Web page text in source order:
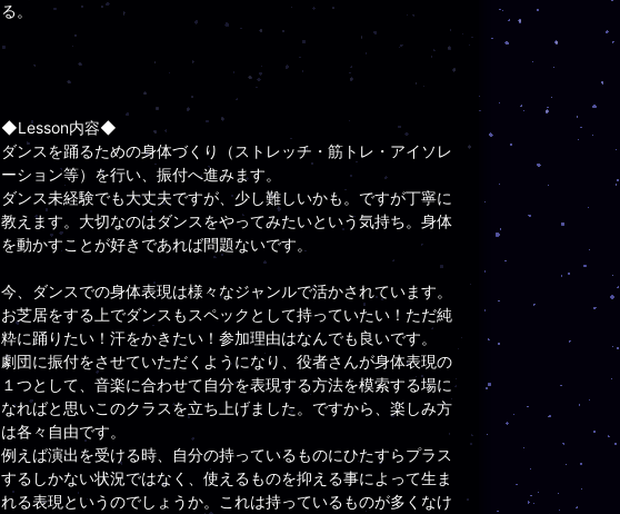
る。
◆Lesson内容◆
ダンスを踊るための身体づくり（ストレッチ・筋トレ・アイソレ
ーション等）を行い、振付へ進みます。
ダンス未経験でも大丈夫ですが、少し難しいかも。ですが丁寧に
教えます。大切なのはダンスをやってみたいという気持ち。身体
を動かすことが好きであれば問題ないです。
今、ダンスでの身体表現は様々なジャンルで活かされています。
お芝居をする上でダンスもスペックとして持っていたい！ただ純
粋に踊りたい！汗をかきたい！参加理由はなんでも良いです。
劇団に振付をさせていただくようになり、役者さんが身体表現の
１つとして、音楽に合わせて自分を表現する方法を模索する場に
なればと思いこのクラスを立ち上げました。ですから、楽しみ方
は各々自由です。
例えば演出を受ける時、自分の持っているものにひたすらプラス
するしかない状況ではなく、使えるものを抑える事によって生ま
れる表現というのでしょうか。これは持っているものが多くなけ